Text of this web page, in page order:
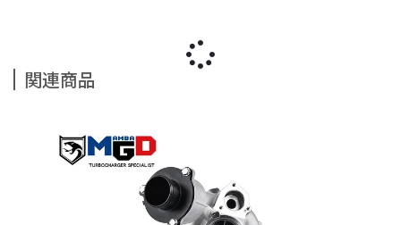
関連商品